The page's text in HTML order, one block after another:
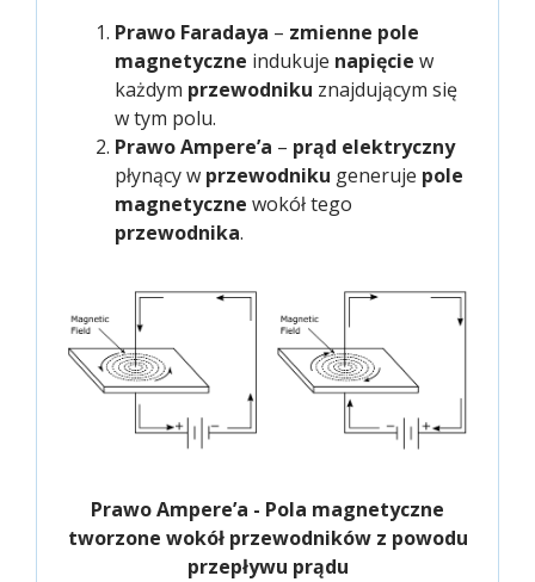
Prawo Faradaya – zmienne pole
magnetyczne indukuje napięcie w
każdym przewodniku znajdującym się
w tym polu.
Prawo Ampere’a – prąd elektryczny
płynący w przewodniku generuje pole
magnetyczne wokół tego
przewodnika.
Prawo Ampere’a - Pola magnetyczne
tworzone wokół przewodników z powodu
przepływu prądu